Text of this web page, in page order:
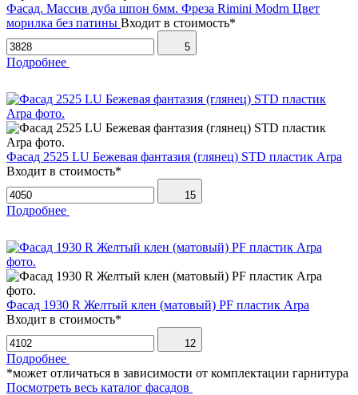
Фасад. Массив дуба шпон 6мм. Фреза Rimini Modrn Цвет
морилка без патины Входит в стоимость*
5
Подробнее
Фасад 2525 LU Бежевая фантазия (глянец) STD пластик Arpa
Входит в стоимость*
15
Подробнее
Фасад 1930 R Желтый клен (матовый) PF пластик Arpa
Входит в стоимость*
12
Подробнее
*может отличаться в зависимости от комплектации гарнитура
Посмотреть весь каталог фасадов